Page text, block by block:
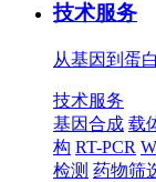
技术服务
从基因到蛋
技术服务
基因合成 载
构 RT-PCR
检测 药物筛